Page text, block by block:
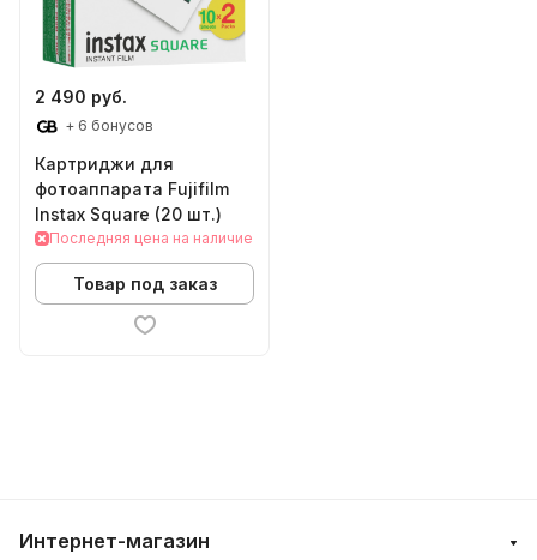
2 490 руб.
+ 6 бонусов
Картриджи для
фотоаппарата Fujifilm
Instax Square (20 шт.)
Последняя цена на наличие
Товар под заказ
Интернет-магазин